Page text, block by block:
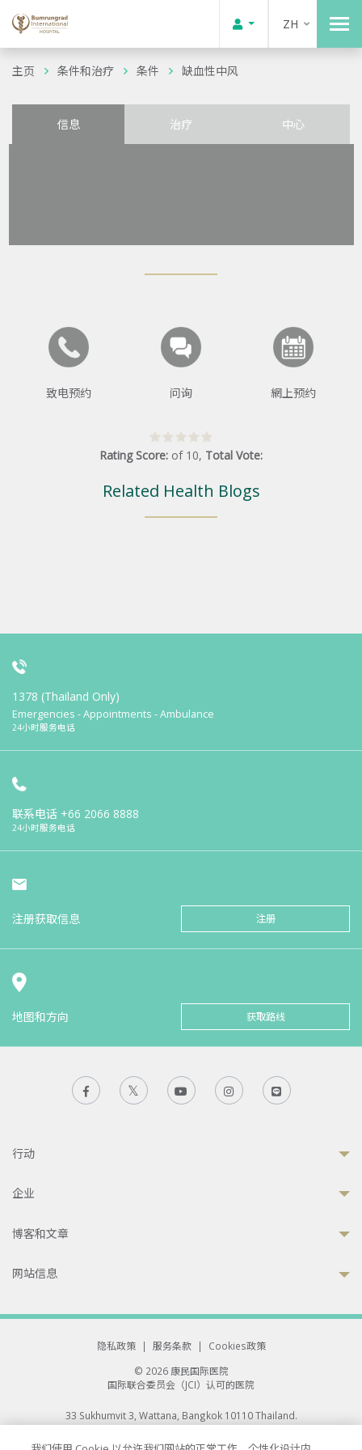
ZH
主页 条件和治疗 条件 缺血性中风
信息 治疗 中心
致电预约 问询 網上预约
Rating Score: of 10, Total Vote:
Related Health Blogs
1378 (Thailand Only)
Emergencies - Appointments - Ambulance
24小时服务电话
联系电话 +66 2066 8888
24小时服务电话
注册获取信息 注册
地图和方向 获取路线
行动
企业
博客和文章
网站信息
隐私政策 | 服务条款 |
Cookies政策
© 2026 康民国际医院
国际联合委员会（JCI）认可的医院
33 Sukhumvit 3, Wattana, Bangkok 10110 Thailand.
All rights reserved.